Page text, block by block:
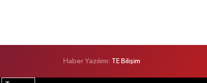
Haber Yazılımı: TE Bilişim